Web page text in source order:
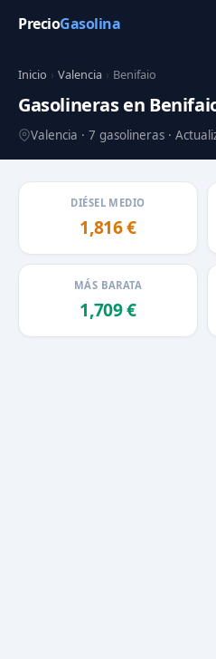
PrecioGasolina
Inicio › Valencia › Benifaio
Gasolineras en
Valencia · 7 gasolineras ·
DIÉSEL MEDIO
1,816 €
MÁS BARATA
1,709 €